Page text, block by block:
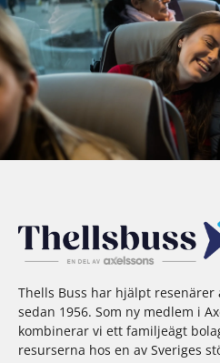
Thells Buss har hjälpt
sedan 1956. Som ny medlem i
kombinerar vi ett familjeägt
resurserna hos en av Sveriges